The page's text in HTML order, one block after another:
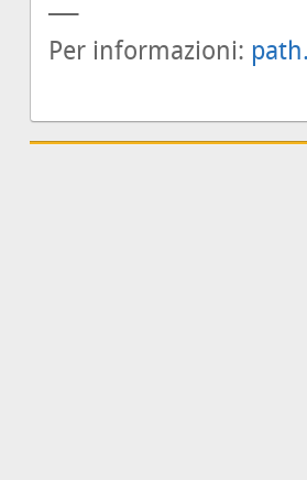
Per informazioni: